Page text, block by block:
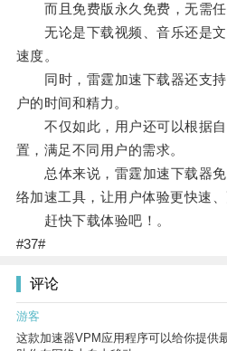
而且免费版永久免费，无需任
无论是下载视频、音乐还是文
速度。
同时，雷霆加速下载器还支持
户的时间和精力。
不仅如此，用户还可以根据自
置，满足不同用户的需求。
总体来说，雷霆加速下载器免
络加速工具，让用户体验更快速、
赶快下载体验吧！。
#37#
评论
游客
这款加速器VPM应用程序可以给你提供